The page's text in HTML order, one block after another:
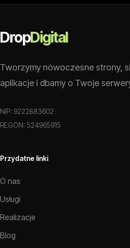
DropDigital
Tworzymy nowoczesne strony,
aplikacje i dbamy o Twoje
NIP: 9222883602
REGON: 524965915
Przydatne linki
O nas
Usługi
Realizacje
Blog